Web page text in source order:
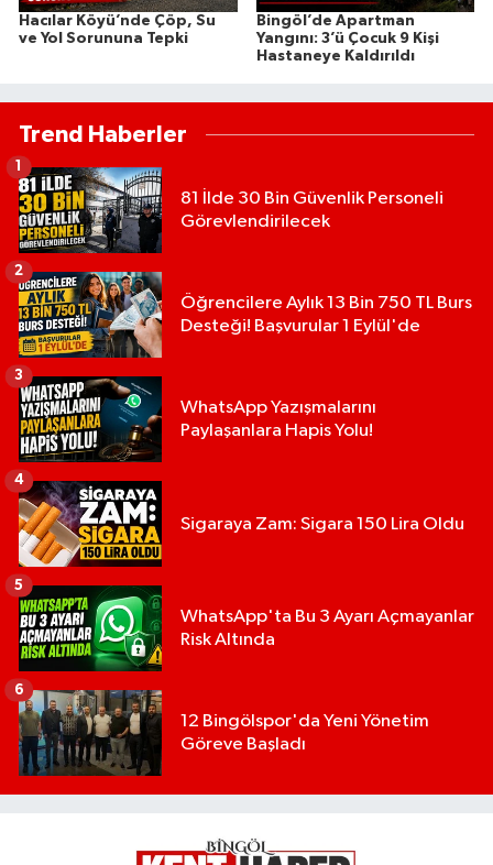
Hacılar Köyü’nde Çöp, Su
ve Yol Sorununa Tepki
Bingöl’de Apartman
Yangını: 3’ü Çocuk 9 Kişi
Hastaneye Kaldırıldı
Trend Haberler
81 İlde 30 Bin Güvenlik Personeli
Görevlendirilecek
Öğrencilere Aylık 13 Bin 750 TL Burs
Desteği! Başvurular 1 Eylül'de
2
WhatsApp Yazışmalarını
Paylaşanlara Hapis Yolu!
3
Sigaraya Zam: Sigara 150 Lira Oldu
4
WhatsApp'ta Bu 3 Ayarı Açmayanlar
Risk Altında
5
12 Bingölspor'da Yeni Yönetim
Göreve Başladı
6